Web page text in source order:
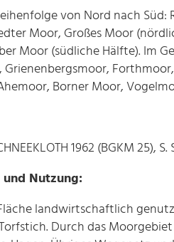
von Nord nach
Moor, Großes Moor
Moor (südliche Hälfte). Im
Borner Moor,
1962 (BGKM 25),
Nutzung:
landwirtschaftlich
Durch das